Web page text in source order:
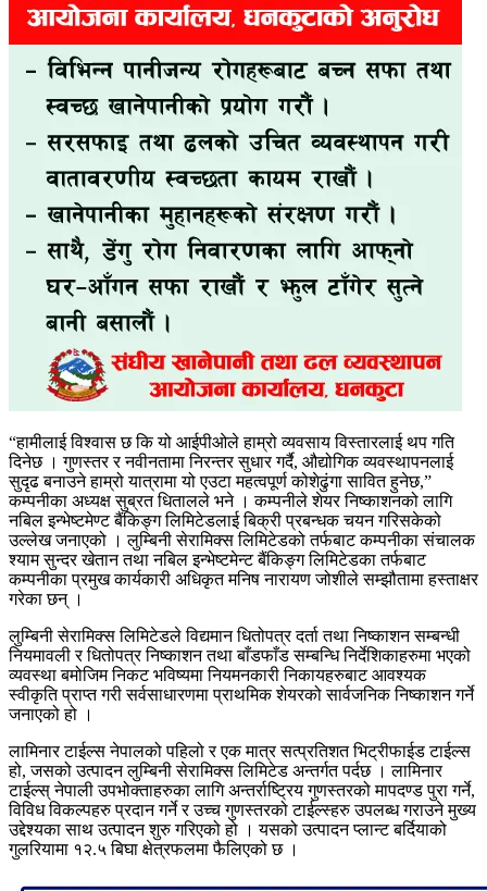
“हामीलाई विश्वास छ कि यो आईपीओले हाम्रो व्यवसाय विस्तारलाई थप गति
दिनेछ । गुणस्तर र नवीनतामा निरन्तर सुधार गर्दै, औद्योगिक व्यवस्थापनलाई
सुदृढ बनाउने हाम्रो यात्रामा यो एउटा महत्वपूर्ण कोशेढुंगा सावित हुनेछ,”
कम्पनीका अध्यक्ष सुब्रत धितालले भने । कम्पनीले शेयर निष्काशनको लागि
नबिल इन्भेष्टमेण्ट बैंकिङ्ग लिमिटेडलाई बिक्री प्रबन्धक चयन गरिसकेको
उल्लेख जनाएको । लुम्बिनी सेरामिक्स लिमिटेडको तर्फबाट कम्पनीका संचालक
श्याम सुन्दर खेतान तथा नबिल इन्भेष्टमेन्ट बैंकिङ्ग लिमिटेडका तर्फबाट
कम्पनीका प्रमुख कार्यकारी अधिकृत मनिष नारायण जोशीले सम्झौतामा हस्ताक्षर
गरेका छन् ।
लुम्बिनी सेरामिक्स लिमिटेडले विद्यमान धितोपत्र दर्ता तथा निष्काशन सम्बन्धी
नियमावली र धितोपत्र निष्काशन तथा बाँडफाँड सम्बन्धि निर्देशिकाहरुमा भएको
व्यवस्था बमोजिम निकट भविष्यमा नियमनकारी निकायहरुबाट आवश्यक
स्वीकृति प्राप्त गरी सर्वसाधारणमा प्राथमिक शेयरको सार्वजनिक निष्काशन गर्ने
जनाएको हो ।
लामिनार टाईल्स नेपालको पहिलो र एक मात्र सत्प्रतिशत भिट्रीफाईड टाईल्स
हो, जसको उत्पादन लुम्बिनी सेरामिक्स लिमिटेड अन्तर्गत पर्दछ । लामिनार
टाईल्स् नेपाली उपभोक्ताहरुका लागि अन्तर्राष्ट्रिय गुणस्तरको मापदण्ड पुरा गर्ने,
विविध विकल्पहरु प्रदान गर्ने र उच्च गुणस्तरको टाईल्स्हरु उपलब्ध गराउने मुख्य
उद्देश्यका साथ उत्पादन शुरु गरिएको हो । यसको उत्पादन प्लान्ट बर्दियाको
गुलरियामा १२.५ बिघा क्षेत्रफलमा फैलिएको छ ।